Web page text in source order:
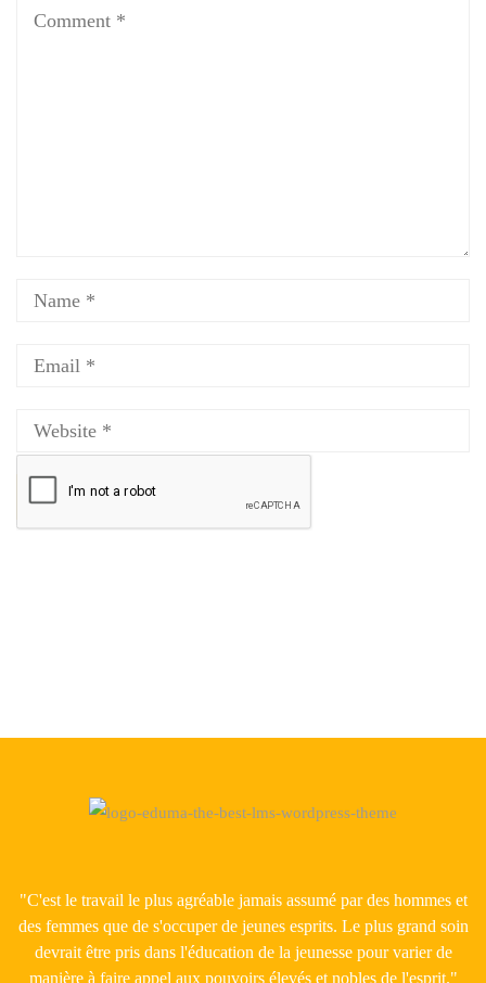
"C'est le travail le plus agréable jamais assumé par des hommes et
des femmes que de s'occuper de jeunes esprits. Le plus grand soin
devrait être pris dans l'éducation de la jeunesse pour varier de
manière à faire appel aux pouvoirs élevés et nobles de l'esprit."